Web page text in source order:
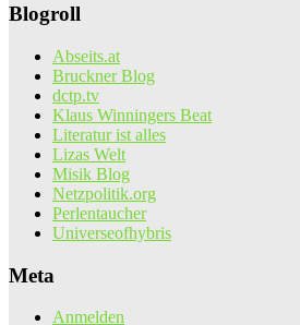
Blogroll
Abseits.at
Bruckner Blog
dctp.tv
Klaus Winningers Beat
Literatur ist alles
Lizas Welt
Misik Blog
Netzpolitik.org
Perlentaucher
Universeofhybris
Meta
Anmelden